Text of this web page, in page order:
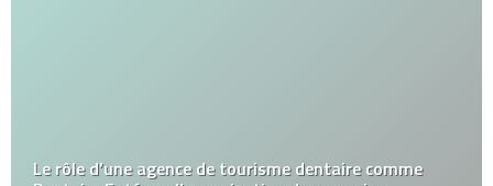
Le rôle d’une agence de tourisme dentaire comme